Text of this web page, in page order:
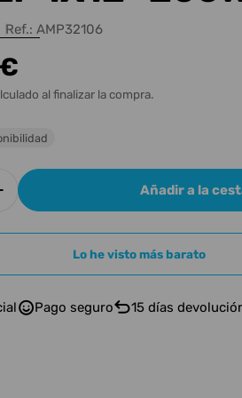
Ref.: AMP32106
al finalizar la compra.
cantidad para AMPEG BAFLE
cantidad para
Añadir a la
Lo he visto más barato
Pago seguro 15 días